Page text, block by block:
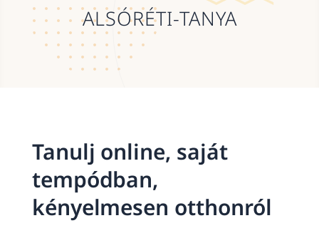
ALSÓRÉTI-TANYA
Tanulj online, saját
tempódban,
kényelmesen otthonról